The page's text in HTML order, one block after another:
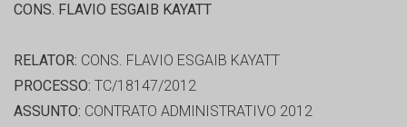
CONS. FLAVIO ESGAIB KAYATT
RELATOR: CONS. FLAVIO ESGAIB KAYATT
PROCESSO: TC/18147/2012
ASSUNTO: CONTRATO ADMINISTRATIVO 2012